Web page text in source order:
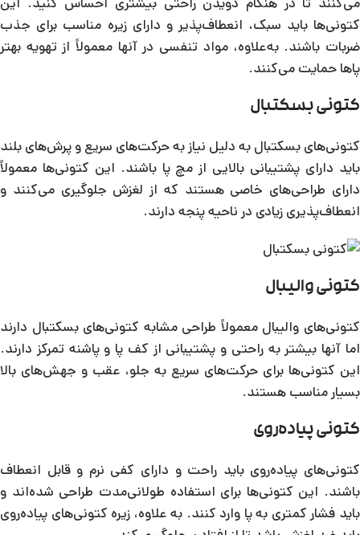
کتونی‌ها باید سبک، انعطاف‌پذیر و دارای زیره مناسب برای جذب
ضربات باشند. به‌علاوه، مواد تنفسی در آنها معمولاً از تهویه بهتر
پاها حمایت می‌کنند.
کتونی بسکتبال
کتونی‌های بسکتبال به دلیل نیاز به حرکت‌های سریع و پرش‌های بلند
باید دارای پشتیبانی بالایی از مچ پا باشند. این کتونی‌ها معمولاً
دارای طراحی‌های خاصی هستند که از لغزش جلوگیری می‌کنند و
انعطاف‌پذیری زیادی در ناحیه پنجه دارند.
کتونی والیبال
کتونی‌های والیبال معمولاً طراحی مشابه کتونی‌های بسکتبال دارند
اما آنها بیشتر به راحتی و پشتیبانی از کف پا و پاشنه تمرکز دارند.
این کتونی‌ها برای حرکت‌های سریع به جلو، عقب و جهش‌های بالا
بسیار مناسب هستند.
کتونی پیاده‌روی
کتونی‌های پیاده‌روی باید راحت و دارای کفی نرم و قابل انعطاف
باشند. این کتونی‌ها برای استفاده طولانی‌مدت طراحی شده‌اند و
باید فشار کمتری به پا وارد کنند. به علاوه، زیره کتونی‌های پیاده‌روی